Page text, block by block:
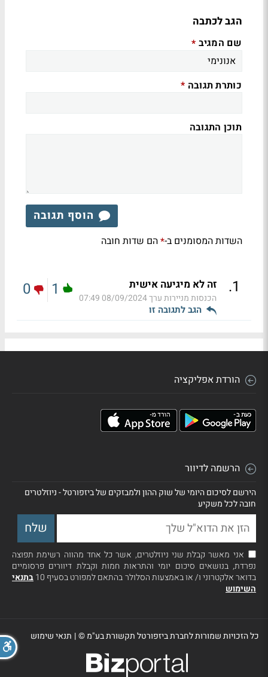
הגב לכתבה
שם המגיב *
כותרת תגובה *
תוכן התגובה
הוסף תגובה
השדות המסומנים ב-*הם שדות חובה
1
. זה לא מיגיעה אישית
הכנסות מניירות ערך08/09/2024 07:49
הגב לתגובה זו
1
0
הורדת אפליקציה
הרשמה לדיוור
הירשם לסיכום היומי של שוק ההון ולמבזקים של ביזפורטל - ניוזלטרים
חובה לכל משקיע
אני מאשר קבלת שני ניוזלטרים, אשר כל אחד מהווה רשימת תפוצה
נפרדת, בנושאים סיכום יומי והתראות חמות וקבלת דיוורים פרסומיים
בדואר אלקטרוני ו/ או באמצעות הסלולר בהתאם למפורט בסעיף 10
בתנאי
השימוש
כל הזכויות שמורות לחברת ביזפורטל תקשורת בע"מ ©| תנאי שימוש